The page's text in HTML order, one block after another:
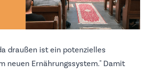
draußen ist ein potenzielles
neuen Ernährungssystem." Damit